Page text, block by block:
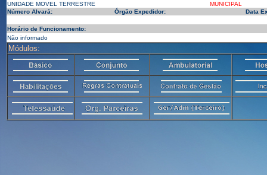
UNIDADE MOVEL TERRESTRE
MUNICIPAL
Número Alvará:
Órgão Expedidor: Data
Horário de Funcionamento:
Não informado
Módulos: